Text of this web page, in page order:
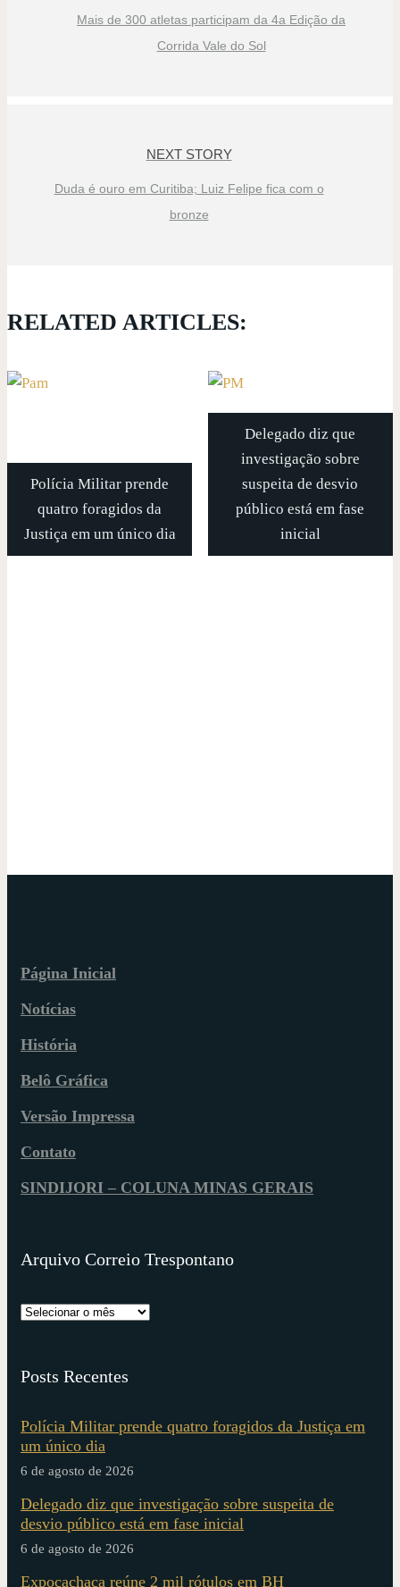
Mais de 300 atletas participam da 4a Edição da
Corrida Vale do Sol
NEXT STORY
Duda é ouro em Curitiba; Luiz Felipe fica com o
bronze
RELATED ARTICLES:
Polícia Militar prende
quatro foragidos da
Justiça em um único dia
Delegado diz que
investigação sobre
suspeita de desvio
público está em fase
inicial
Página Inicial
Notícias
História
Belô Gráfica
Versão Impressa
Contato
SINDIJORI – COLUNA MINAS GERAIS
Arquivo Correio Trespontano
Posts Recentes
Polícia Militar prende quatro foragidos da Justiça em
um único dia
6 de agosto de 2026
Delegado diz que investigação sobre suspeita de
desvio público está em fase inicial
6 de agosto de 2026
Expocachaça reúne 2 mil rótulos em BH